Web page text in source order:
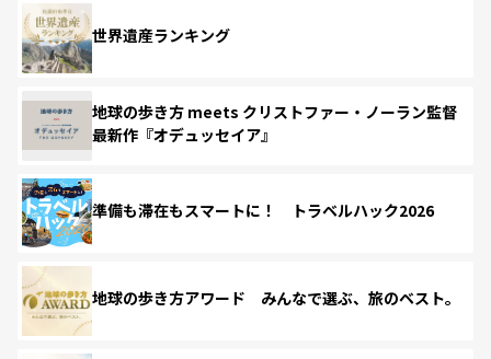
世界遺産ランキング
地球の歩き方 meets クリストファー・ノーラン監督
最新作『オデュッセイア』
準備も滞在もスマートに！ トラベルハック2026
地球の歩き方アワード みんなで選ぶ、旅のベスト。